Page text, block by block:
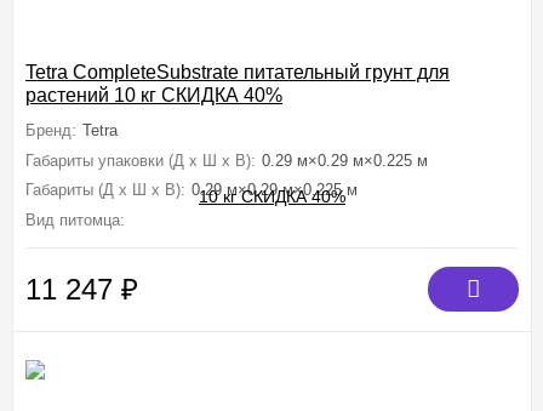
Tetra CompleteSubstrate питательный грунт для
растений 10 кг СКИДКА 40%
Бренд: Tetra
Габариты упаковки (Д х Ш х В): 0.29 м×0.29 м×0.225 м
Габариты (Д х Ш х В): 0.29 м×0.29 м×0.225 м
Вид питомца:
11 247 ₽